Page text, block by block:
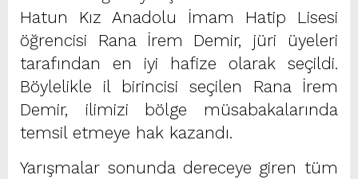
Hatun Kız Anadolu İmam Hatip Lisesi
öğrencisi Rana İrem Demir, jüri üyeleri
tarafından en iyi hafize olarak seçildi.
Böylelikle il birincisi seçilen Rana İrem
Demir, ilimizi bölge müsabakalarında
temsil etmeye hak kazandı.
Yarışmalar sonunda dereceye giren tüm